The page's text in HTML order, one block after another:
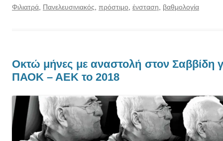
Φιλιατρά, Πανελευσινιακός, πρόστιμο, ένσταση, βαθμολογία
Οκτώ μήνες με αναστολή στον Σαββίδη
ΠΑΟΚ – ΑΕΚ το 2018